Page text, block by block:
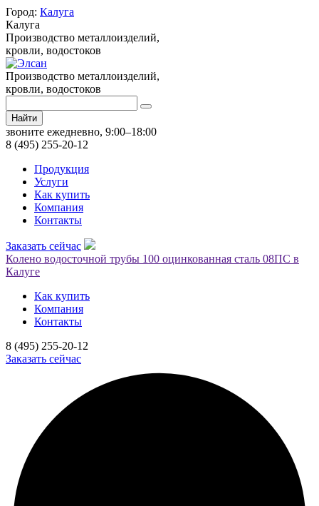
Город: Калуга
Калуга
Производство металлоизделий,
кровли, водостоков
Производство металлоизделий,
кровли, водостоков
Найти
звоните ежедневно, 9:00–18:00
8 (495) 255-20-12
Продукция
Услуги
Как купить
Компания
Контакты
Заказать сейчас
Колено водосточной трубы 100 оцинкованная сталь 08ПС в
Калуге
Как купить
Компания
Контакты
8 (495) 255-20-12
Заказать сейчас